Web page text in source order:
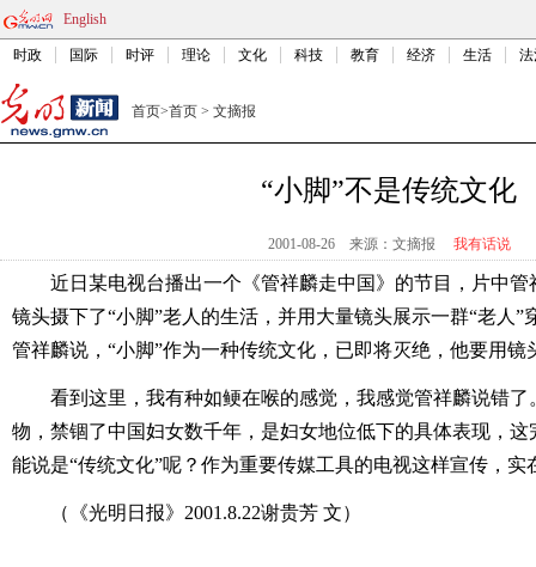
English
时政 国际 时评 理论 文化 科技 教育 经济 生活
首页>首页 > 文摘报
“小脚”不是传统文化
2001-08-26 来源：文摘报 我有话说
近日某电视台播出一个《管祥麟走中国》的节目，片中管
镜头摄下了“小脚”老人的生活，并用大量镜头展示一群“老人”
管祥麟说，“小脚”作为一种传统文化，已即将灭绝，他要用镜
看到这里，我有种如鲠在喉的感觉，我感觉管祥麟说错了
物，禁锢了中国妇女数千年，是妇女地位低下的具体表现，
能说是“传统文化”呢？作为重要传媒工具的电视这样宣传，实
（《光明日报》2001.8.22谢贵芳 文）